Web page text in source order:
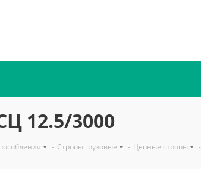
12.5/3000
- Стропы грузовые - Цепные стропы -